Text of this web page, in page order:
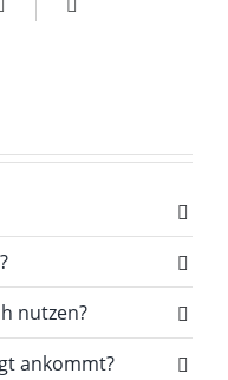
nutzen?
ankommt?